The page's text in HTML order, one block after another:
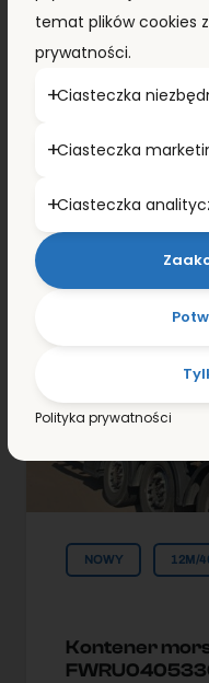
NOWY 12M/
Kontener
temat plików cookies
prywatności.
Ciasteczka
Ciasteczka
Ciasteczka
Polityka prywatności